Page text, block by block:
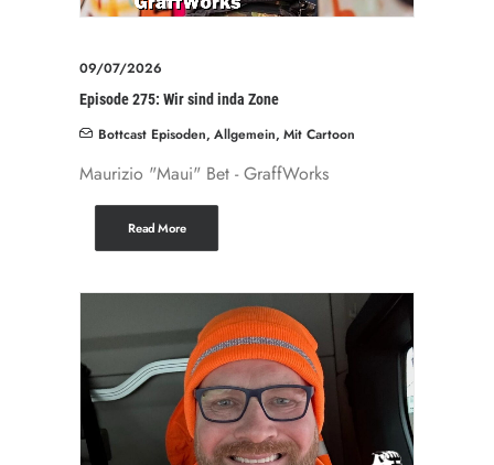
09/07/2026
Episode 275: Wir sind inda Zone
Bottcast Episoden, Allgemein, Mit Cartoon
Maurizio "Maui" Bet - GraffWorks
Read More